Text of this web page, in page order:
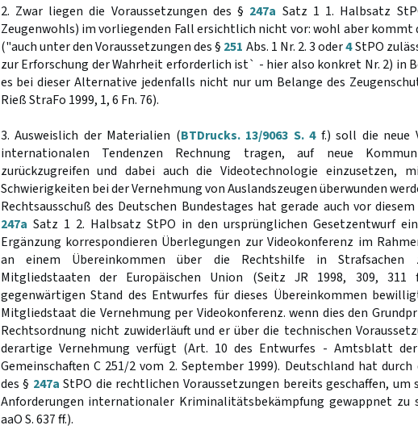
2. Zwar liegen die Voraussetzungen des § 247a Satz 1 1. Halbsatz
Zeugenwohls) im vorliegenden Fall ersichtlich nicht vor: wohl aber kommt
("auch unter den Voraussetzungen des § 251 Abs. 1 Nr. 2. 3 oder4StPO
zur Erforschung der Wahrheit erforderlich ist` - hier also konkret Nr. 2) in
es bei dieser Alternative jedenfalls nicht nur um Belange des
Rieß StraFo 1999, 1, 6 Fn. 76).
3. Ausweislich der Materialien (BTDrucks. 13/9063 S. 4f.) soll die neue
internationalen Tendenzen Rechnung tragen, auf neue
zurückzugreifen und dabei auch die Videotechnologie einzusetzen,
Schwierigkeiten bei der Vernehmung von Auslandszeugen überwunden
Rechtsausschuß des Deutschen Bundestages hat gerade auch vor
247a Satz 1 2. Halbsatz StPO in den ursprünglichen Gesetzentwurf
Ergänzung korrespondieren Überlegungen zur Videokonferenz im
an einem Übereinkommen über die Rechtshilfe in Strafsachen
Mitgliedstaaten der Europäischen Union (Seitz JR 1998, 309, 311
gegenwärtigen Stand des Entwurfes für dieses Übereinkommen
Mitgliedstaat die Vernehmung per Videokonferenz. wenn dies den
Rechtsordnung nicht zuwiderläuft und er über die technischen
derartige Vernehmung verfügt (Art. 10 des Entwurfes - Amtsblatt der
Gemeinschaften C 251/2 vom 2. September 1999). Deutschland hat
des § 247a StPO die rechtlichen Voraussetzungen bereits geschaffen, um
Anforderungen internationaler Kriminalitätsbekämpfung gewappnet zu
aaO S. 637 ff.).